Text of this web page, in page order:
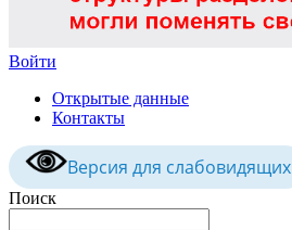
Войти
Открытые данные
Контакты
Версия для слабовидящих
Поиск